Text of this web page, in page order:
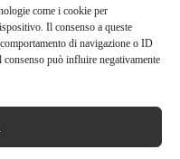
come i cookie per
Il consenso a queste
di navigazione o ID
può influire negativamente